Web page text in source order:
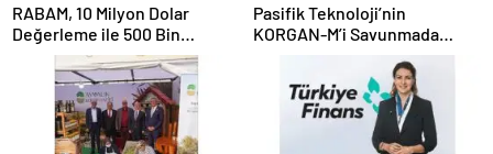
RABAM, 10 Milyon Dolar
Değerleme ile 500 Bin
Dolarlık Yatırım Aldı
Pasifik Teknoloji’nin
KORGAN-M’i Savunmada
Otonom Dönemi Başlatıyor